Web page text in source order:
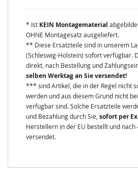
* Ist KEIN Montagematerial
OHNE Montagesatz ausgeliefert.
** Diese Ersatzteile sind in unserem
(Schleswig-Holstein) sofort verfügbar.
direkt, nach Bestellung und
selben Werktag an Sie versendet!
*** sind Artikel, die in der Regel nicht
werden und aus diesem Grund nicht
verfügbar sind. Solche Ersatzteile
und Bezahlung durch Sie, sofort per
Herstellern in der EU bestellt und nach
versendet.